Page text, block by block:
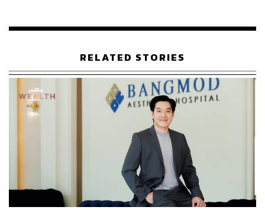
https://www.theverge.com/2021/5/21/22447328/twitte
r-ticketed-spaces-monetization-stripe-approval
https://www.cnet.com/news/twitters-ticketed-spaces-
gets-ready-to-launch/
สามารถติดตาม THE STANDARD WEALTH
ผ่านแอปพลิเคชันต่างๆ ที่คุณสะดวกหรือใช้งานอยู่แล้วได้เลย
RELATED STORIES